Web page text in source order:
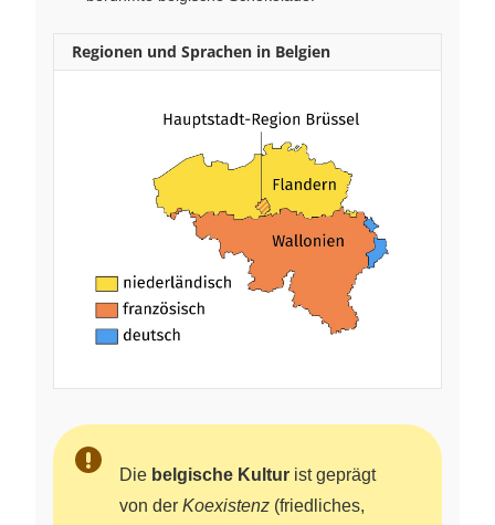
Regionen und Sprachen in Belgien
Die belgische Kultur ist geprägt
von der Koexistenz (friedliches,